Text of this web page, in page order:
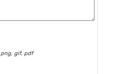
png, gif, pdf